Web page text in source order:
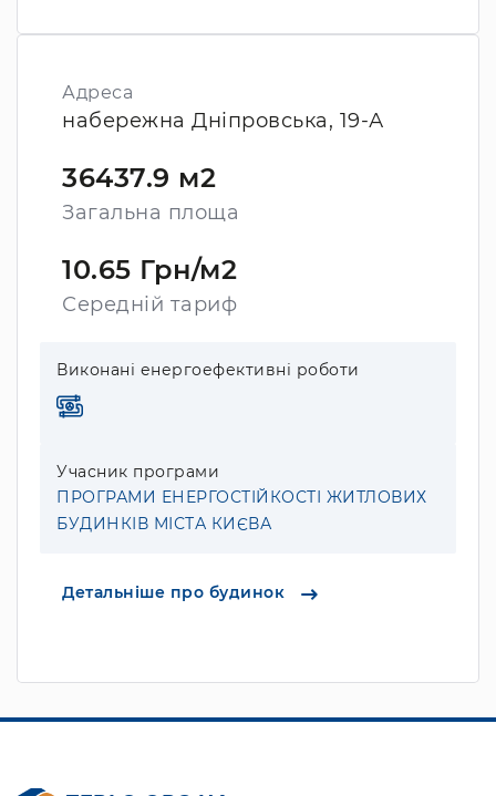
Адреса
набережна Дніпровська, 19-А
36437.9 м2
Загальна площа
10.65 Грн/м2
Середній тариф
Виконані енергоефективні роботи
Учасник програми
ПРОГРАМИ ЕНЕРГОСТІЙКОСТІ ЖИТЛОВИХ
БУДИНКІВ МІСТА КИЄВА
Детальніше про будинок